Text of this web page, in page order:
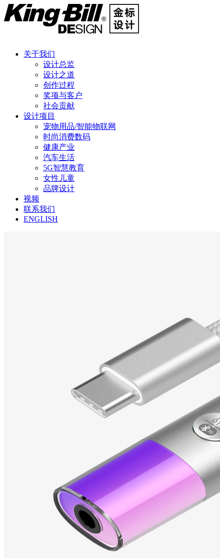
关于我们
设计总监
设计之道
创作过程
奖项与客户
社会贡献
设计项目
宠物用品/智能物联网
时尚消费数码
健康产业
汽车生活
5G智慧教育
女性儿童
品牌设计
视频
联系我们
ENGLISH